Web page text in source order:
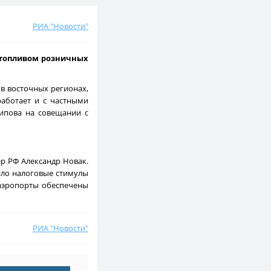
РИА "Новости"
розничных
восточных регионах,
и с частными
на совещании с
РФ Александр Новак.
налоговые стимулы
обеспечены
РИА "Новости"